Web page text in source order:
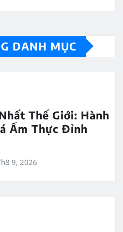
DANH MỤC
Thế Giới: Hành
Ẩm Thực Đỉnh
9, 2026